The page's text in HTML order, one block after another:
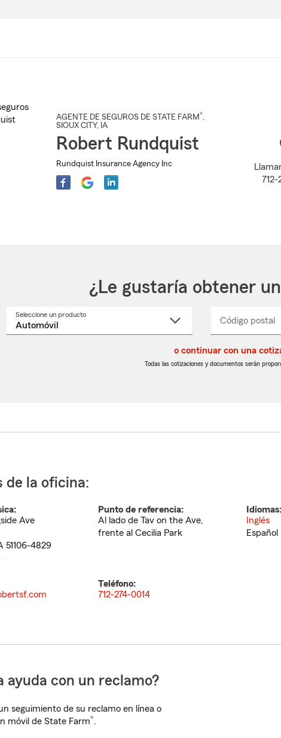
AGENTE DE SEGUROS DE STATE FARM®,
SIOUX CITY, IA
Robert Rundquist
Rundquist Insurance Agency Inc
712-
¿Le gustaría obtener
Seleccione un productoSeleccione
Código postal
_____
o continuar con una
Todas las cotizaciones y documentos serán
de la oficina:
Ave
51106-4829
Punto de referencia:
Al lado de Tav on the Ave,
frente al Cecilia Park
Idiomas:
Inglés
Español
Teléfono:
712-274-0014
ayuda con un reclamo?
seguimiento de su reclamo en línea o
móvil de State Farm®.